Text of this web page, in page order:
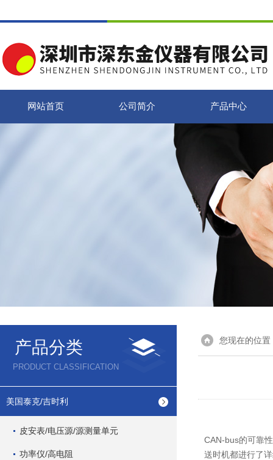
网站首页 公司简介 产品中心
产品分类
PRODUCT CLASSIFICATION
美国泰克/吉时利
皮安表/电压源/源测量单元
功率仪/高电阻
您现在的位置
CAN-bus的可靠
送时机都进行了